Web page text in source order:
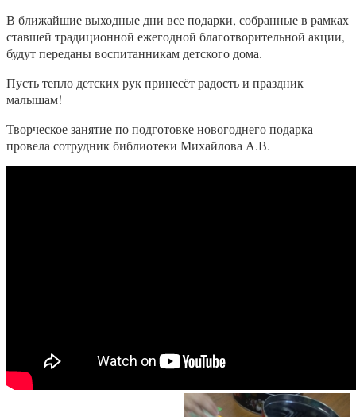
В ближайшие выходные дни все подарки, собранные в рамках
ставшей традиционной ежегодной благотворительной акции,
будут переданы воспитанникам детского дома.
Пусть тепло детских рук принесёт радость и праздник
малышам!
Творческое занятие по подготовке новогоднего подарка
провела сотрудник библиотеки Михайлова А.В.